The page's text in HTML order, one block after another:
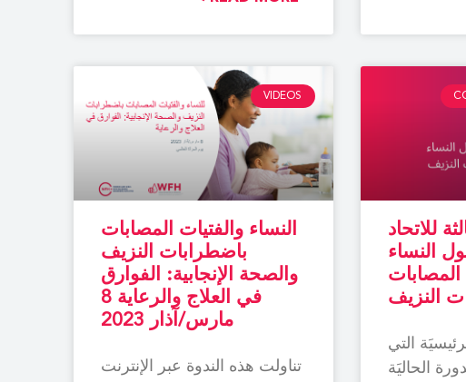
للاتحاد
النساء
المصابات
النزيف
التي
الحاليَة
VIDEOS
النساء والفتيات المصابات
باضطرابات النزيف
والصحة الإنجابية: الفوارق
في العلاج والرعاية 8
مارس/آذار 2023
تناولت هذه الندوة عبر الإنترنت